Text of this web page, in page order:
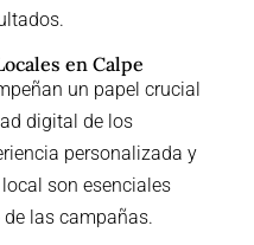
en Calpe
un papel crucial
digital de los
personalizada y
son esenciales
las campañas.